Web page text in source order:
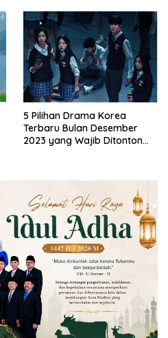
5 Pilihan Drama Korea
Terbaru Bulan Desember
2023 yang Wajib Ditonton